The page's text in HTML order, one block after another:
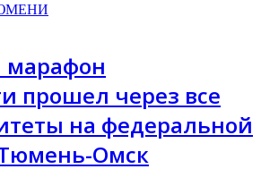
марафон
прошел через все
на федеральной
Омск